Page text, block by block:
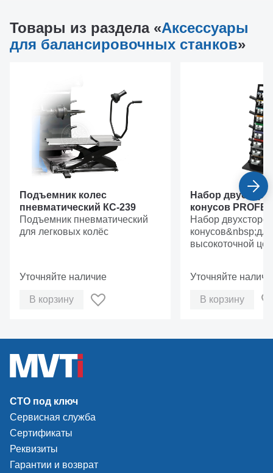
Товары из раздела «Аксессуары
для балансировочных станков»
Подъемник колес
пневматический КС-239
Подъемник пневматический
для легковых колёс
Уточняйте наличие
В корзину
Набор
конусов
Набор
конусов&nbsp;для
высокоточной
Уточняйте
В корзину
СТО под ключ
Сервисная служба
Сертификаты
Реквизиты
Гарантии и возврат